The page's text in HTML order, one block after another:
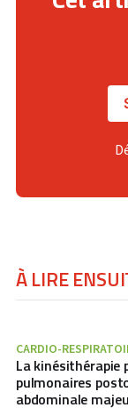
À LIRE
CARDIO-
La kinésithérapie
pulmonaires
abdominale